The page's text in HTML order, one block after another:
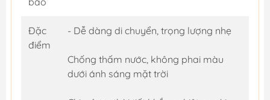
Đặc
điểm
- Dễ dàng di chuyển, trọng lượng nhẹ
Chống thấm nước, không phai màu
dưới ánh sáng mặt trời